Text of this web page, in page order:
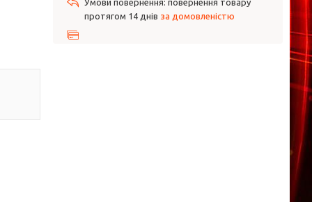
повернення товару
протягом 14 днів за домовленістю